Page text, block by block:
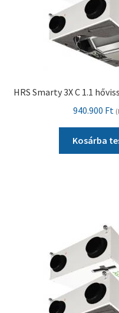
HRS Smarty 3X C 1.1
940.900 Ft
Kosárba